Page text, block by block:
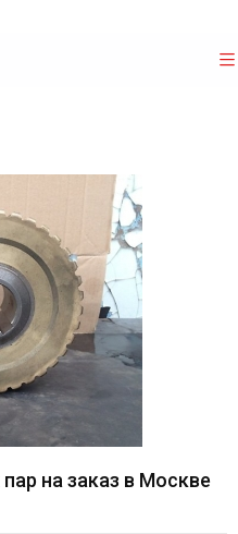
на заказ в Москве